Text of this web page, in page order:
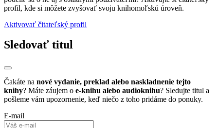
profil, kde si môžete zvyšovať svoju knihomoľskú úroveň.
Aktivovať čitateľský profil
Sledovať titul
Čakáte na nové vydanie, preklad alebo naskladnenie tejto
knihy? Máte záujem o e-knihu alebo audioknihu? Sledujte titul a
pošleme vám upozornenie, keď niečo z toho pridáme do ponuky.
E-mail